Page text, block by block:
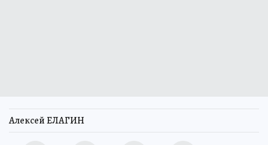
Алексей ЕЛАГИН